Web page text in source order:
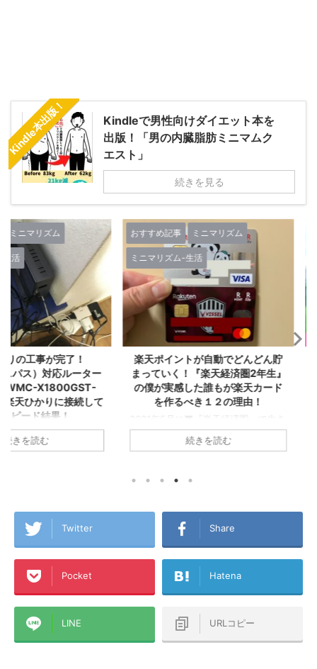
Kindle本出版！
Kindleで男性向けダイエット本を
出版！「男の内臓脂肪ミニマムク
エスト」
続きを見る
完了！
ルーター
に接続して
！
おうちの
宅は税込
理論で
で使ってい
のアパー
ひかりテ
ンションタ
おすすめ記事 ミニマリズム
ミニマリズム-生活
楽天ポイントが自動でどんどん貯
まっていく！『楽天経済圏2年生』
の僕が実感した誰もが楽天カード
を作るべき１２の理由！
2021年5月に▼『楽天経済圏』で生き
ていくことを決意し、その後すぐに楽
天カードを2枚発行してこの夏で無事
も含めた『楽天経済圏』という視点か
ら誰もが楽天カードを発行するメリッ
経済圏』に入ろうか悩んでいる方、各
種ポイントがいろんな経済圏にバラバ
ラに分散している方などの参考になれ
ば幸いです！ この記事のミ ...
おすすめ記事
ミニマリズ
人生-考え方
Kindle本
る！増や
ら『楽
ゼロから『
済圏』に入
した！ そん
Twitter Share
Pocket Hatena
LINE URLコピー